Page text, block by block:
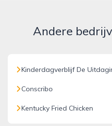
Andere
Kinderdagverblijf De
Conscribo
Kentucky Fried Chicken